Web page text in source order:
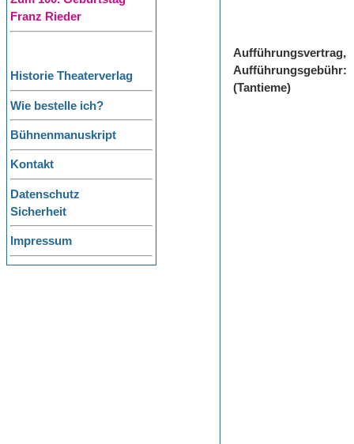
Franz Rieder
Historie Theaterverlag
Wie bestelle ich?
Bühnenmanuskript
Kontakt
Datenschutz
Sicherheit
Impressum
Aufführungsvertrag,
Aufführungsgebühr:
(Tantieme)